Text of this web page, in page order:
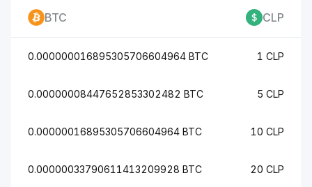
BTC CLP
0.000000016895305706604964 BTC 1 CLP
0.00000008447652853302482 BTC 5 CLP
0.00000016895305706604964 BTC 10 CLP
0.00000033790611413209928 BTC 20 CLP